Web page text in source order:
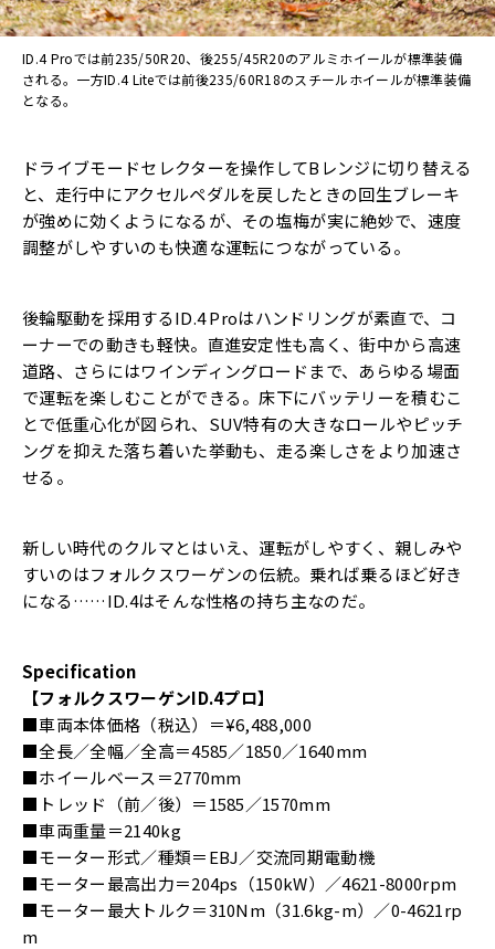
ID.4 Proでは前235/50R20、後255/45R20のアルミホイールが標準装備
される。一方ID.4 Liteでは前後235/60R18のスチールホイールが標準装備
となる。
ドライブモードセレクターを操作してBレンジに切り替える
と、走行中にアクセルペダルを戻したときの回生ブレーキ
が強めに効くようになるが、その塩梅が実に絶妙で、速度
調整がしやすいのも快適な運転につながっている。
後輪駆動を採用するID.4 Proはハンドリングが素直で、コ
ーナーでの動きも軽快。直進安定性も高く、街中から高速
道路、さらにはワインディングロードまで、あらゆる場面
で運転を楽しむことができる。床下にバッテリーを積むこ
とで低重心化が図られ、SUV特有の大きなロールやピッチ
ングを抑えた落ち着いた挙動も、走る楽しさをより加速さ
せる。
新しい時代のクルマとはいえ、運転がしやすく、親しみや
すいのはフォルクスワーゲンの伝統。乗れば乗るほど好き
になる……ID.4はそんな性格の持ち主なのだ。
Specification
【フォルクスワーゲンID.4プロ】
■車両本体価格（税込）＝¥6,488,000
■全長／全幅／全高＝4585／1850／1640mm
■ホイールベース＝2770mm
■トレッド（前／後）＝1585／1570mm
■車両重量＝2140kg
■モーター形式／種類＝EBJ／交流同期電動機
■モーター最高出力＝204ps（150kW）／4621-8000rpm
■モーター最大トルク＝310Nm（31.6kg-m）／0-4621rp
m